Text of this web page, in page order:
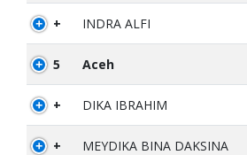
+ INDRA ALFI
5 Aceh
+ DIKA IBRAHIM
+ MEYDIKA BINA DAKSINA